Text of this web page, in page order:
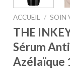
ACCUEIL / SOIN
THE
Sérum
Azélaïque